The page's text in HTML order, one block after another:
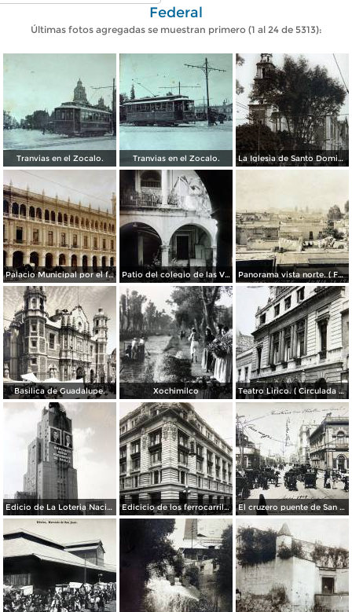
Federal
Últimas fotos agregadas se muestran primero (1 al 24 de 5313):
Tranvias en el Zocalo. Tranvias en el Zocalo. La Iglesia de Santo Domingo.
Palacio Municipal por el fotografo Hugo Brehme.. Patio del colegio de las Vizcainas por el fotografo Hugo Brehme. Panorama vista norte. ( Fechada el 20 de Junio de 1905 ).
Basilica de Guadalupe. Xochimilco Teatro Lirico. ( Circulada el 1 de Agosto de 1926 ).
Edicio de La Loteria Nacional Ciudad de México Abril de 1964 Edicicio de los ferrocarriles. El cruzero puente de San Francisco y Guardiola por el fotografo Felix Miret.